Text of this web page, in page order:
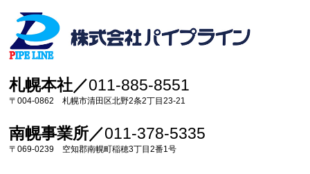
札幌本社／011-885-8551
〒004-0862 札幌市清田区北野2条2丁目23-21
南幌事業所／011-378-5335
〒069-0239 空知郡南幌町稲穂3丁目2番1号